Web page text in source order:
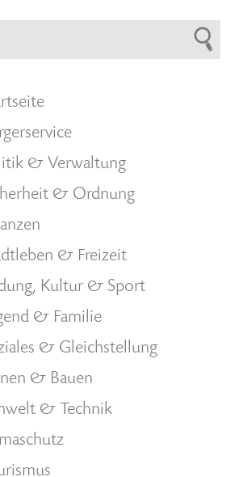
& Verwaltung
& Ordnung
& Freizeit
Kultur & Sport
& Familie
& Gleichstellung
& Bauen
& Technik